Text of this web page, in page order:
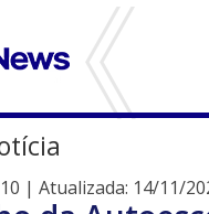
| Atualizada: 14/11/